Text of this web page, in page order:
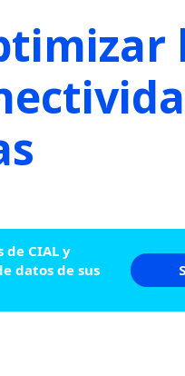
de CIAL y
datos de sus